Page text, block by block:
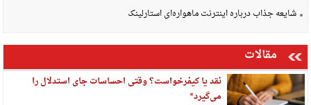
شایعه جذاب درباره اینترنت ماهواره‌ای استارلینک
مقالات
نقد یا کیفرخواست؟ وقتی احساسات جای استدلال را
می‌گیرد*